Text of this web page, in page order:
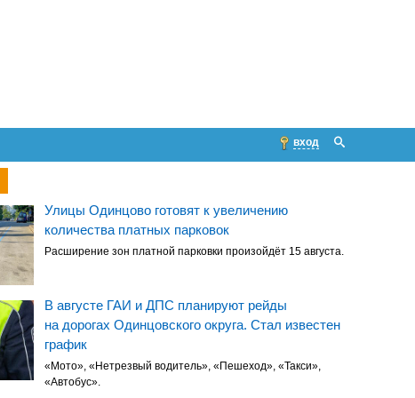
вход
Улицы Одинцово готовят к увеличению
количества платных парковок
Расширение зон платной парковки произойдёт 15 августа.
В августе ГАИ и ДПС планируют рейды
на дорогах Одинцовского округа. Стал известен
график
«Мото», «Нетрезвый водитель», «Пешеход», «Такси»,
«Автобус».